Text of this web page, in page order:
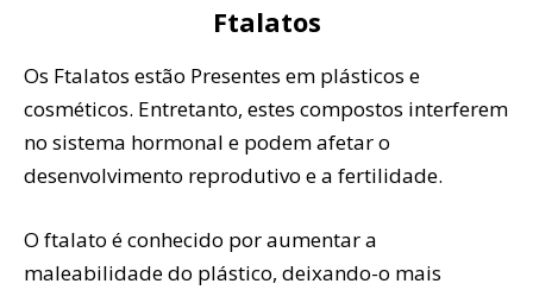
Ftalatos
Os Ftalatos estão Presentes em plásticos e
cosméticos. Entretanto, estes compostos interferem
no sistema hormonal e podem afetar o
desenvolvimento reprodutivo e a fertilidade.
O ftalato é conhecido por aumentar a
maleabilidade do plástico, deixando-o mais